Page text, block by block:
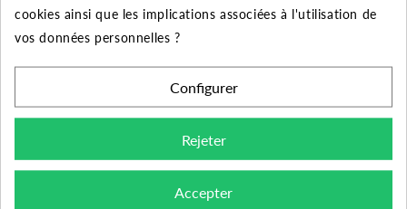
Température
ambiante
maximum
Longueur de
cookies ainsi que les implications associées à l'utilisation de
vos données personnelles ?
Configurer
Rejeter
Accepter